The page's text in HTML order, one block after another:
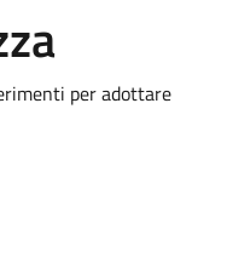
per adottare